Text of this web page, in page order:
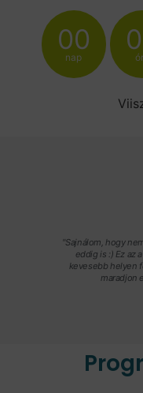
00
nap
"Sajnálom, hogy
eddig is :) Ez az
kevesebb helyen
maradjon